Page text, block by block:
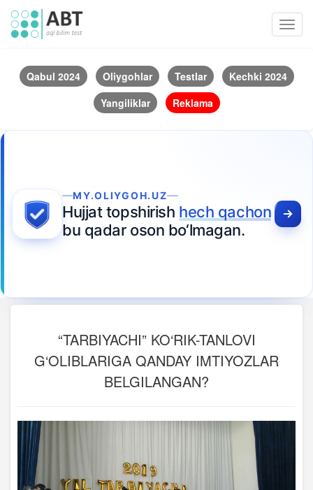
Qabul 2024 Oliygohlar Testlar
Kechki 2024
Yangiliklar
Reklama
MY.OLIYGOH.UZ
Hujjat topshirish hech qachon
bu qadar oson bo‘lmagan.
“TARBIYACHI” KO‘RIK-TANLOVI
G‘OLIBLARIGA QANDAY IMTIYOZLAR
BELGILANGAN?